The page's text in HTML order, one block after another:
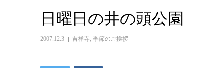
日曜日の井の頭公園
2007.12.3 吉祥寺, 季節のご挨拶